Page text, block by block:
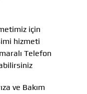
için
hizmeti
Telefon
ve Bakım